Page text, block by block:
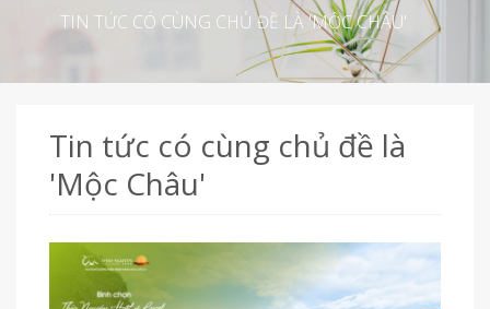
TIN TỨC CÓ CÙNG CHỦ ĐỀ LÀ 'MỘC CHÂU'
Tin tức có cùng chủ đề là
'Mộc Châu'